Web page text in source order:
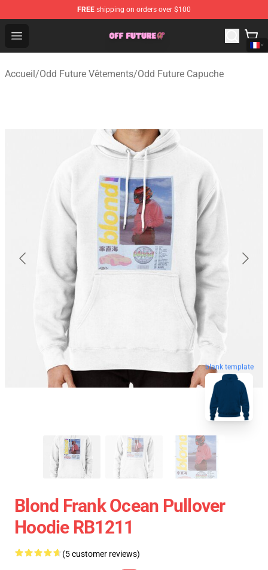
FREE shipping on orders over $100
Open menu
Odd Future Store - Official Odd Future Merchandise Shop
Accueil/Odd Future Vêtements/Odd Future Capuche
blank template
Blond Frank Ocean Pullover
Hoodie RB1211
(5 customer reviews)